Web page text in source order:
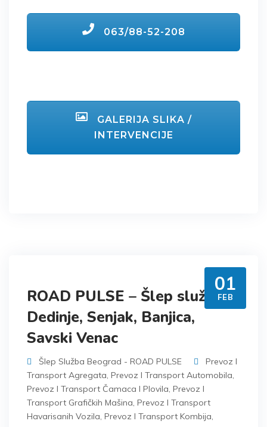
063/88-52-208
GALERIJA SLIKA /
INTERVENCIJE
01
FEB
ROAD PULSE – Šlep služba
Dedinje, Senjak, Banjica,
Savski Venac
Šlep Služba Beograd - ROAD PULSE
Prevoz I
Transport Agregata, Prevoz I Transport Automobila,
Prevoz I Transport Čamaca I Plovila, Prevoz I
Transport Grafičkih Mašina, Prevoz I Transport
Havarisanih Vozila, Prevoz I Transport Kombija,